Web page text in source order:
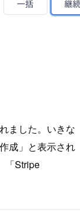
ました。いきな
成」と表示され
「Stripe